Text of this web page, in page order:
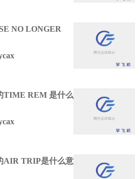
NO LONGER
TIME REM 是什么
AIR TRIP是什么意